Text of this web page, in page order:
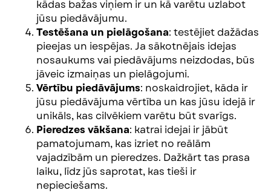
kādas bažas viņiem ir un kā varētu uzlabot
jūsu piedāvājumu.
Testēšana un pielāgošana: testējiet dažādas
pieejas un iespējas. Ja sākotnējais idejas
nosaukums vai piedāvājums neizdodas, būs
jāveic izmaiņas un pielāgojumi.
Vērtību piedāvājums: noskaidrojiet, kāda ir
jūsu piedāvājuma vērtība un kas jūsu idejā ir
unikāls, kas cilvēkiem varētu būt svarīgs.
Pieredzes vākšana: katrai idejai ir jābūt
pamatojumam, kas izriet no reālām
vajadzībām un pieredzes. Dažkārt tas prasa
laiku, līdz jūs saprotat, kas tieši ir
nepieciešams.